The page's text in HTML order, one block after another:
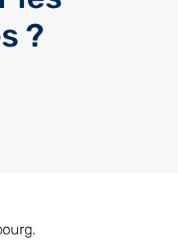
?